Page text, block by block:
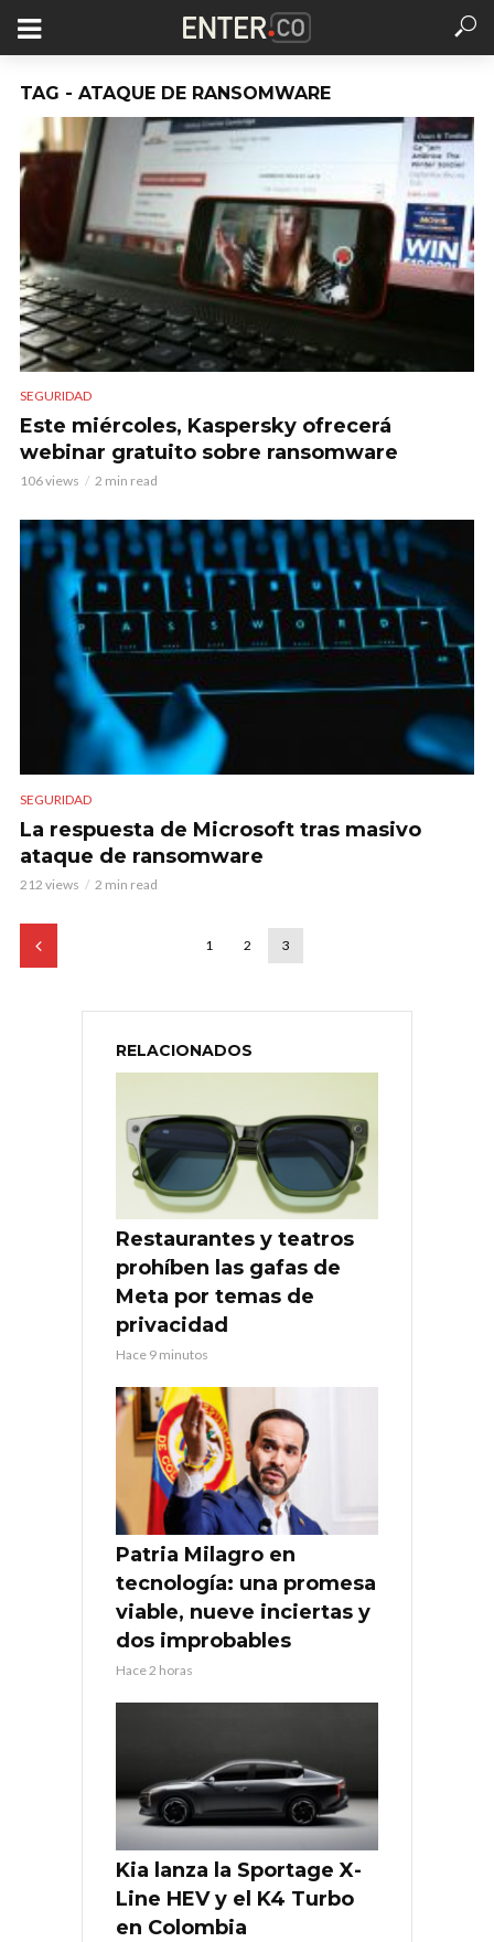
TAG - ATAQUE DE RANSOMWARE
SEGURIDAD
Este miércoles, Kaspersky ofrecerá
webinar gratuito sobre ransomware
106 views 2 min read
SEGURIDAD
La respuesta de Microsoft tras masivo
ataque de ransomware
212 views 2 min read
1 2 3
RELACIONADOS
Restaurantes y teatros
prohíben las gafas de
Meta por temas de
privacidad
Hace 9 minutos
Patria Milagro en
tecnología: una promesa
viable, nueve inciertas y
dos improbables
Hace 2 horas
Kia lanza la Sportage X-
Line HEV y el K4 Turbo
en Colombia